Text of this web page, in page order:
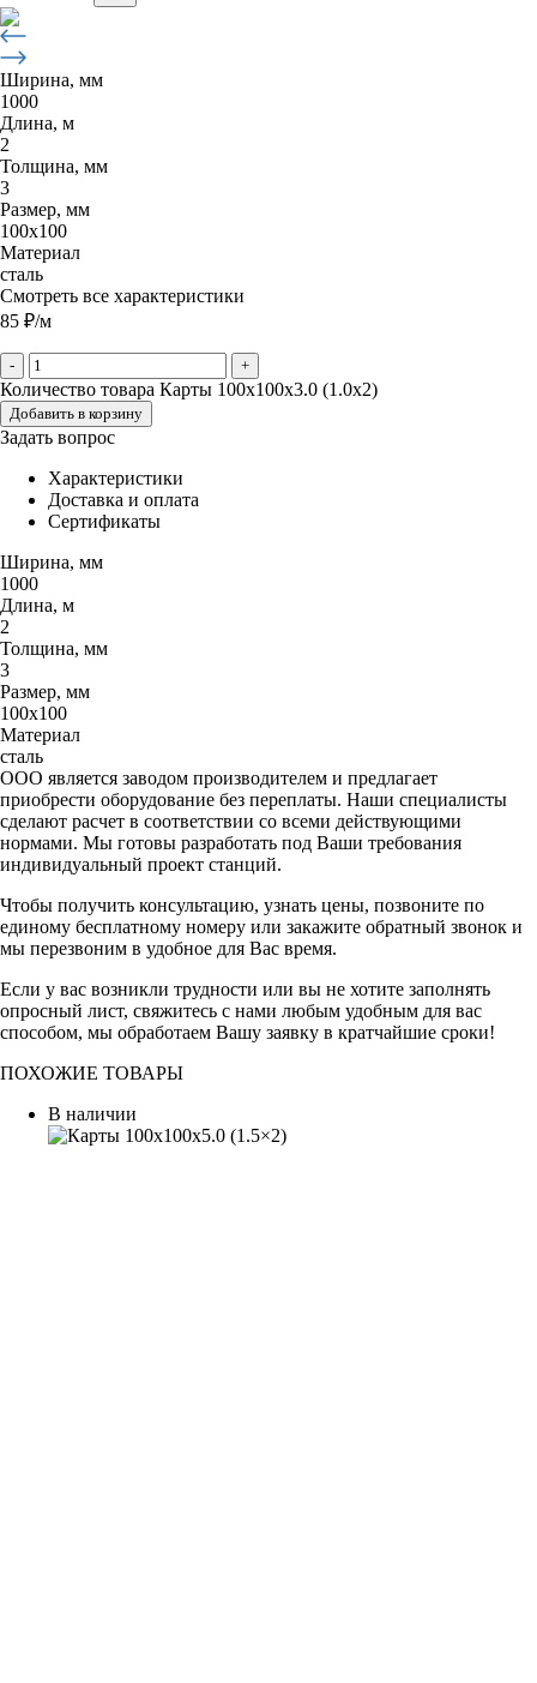
Ширина, мм
1000
Длина, м
2
Толщина, мм
3
Размер, мм
100х100
Материал
сталь
Смотреть все характеристики
85 ₽/м
- +
Количество товара Карты 100x100x3.0 (1.0x2)
Добавить в корзину
Задать вопрос
Характеристики
Доставка и оплата
Сертификаты
Ширина, мм
1000
Длина, м
2
Толщина, мм
3
Размер, мм
100х100
Материал
сталь
ООО является заводом производителем и предлагает
приобрести оборудование без переплаты. Наши специалисты
сделают расчет в соответствии со всеми действующими
нормами. Мы готовы разработать под Ваши требования
индивидуальный проект станций.
Чтобы получить консультацию, узнать цены, позвоните по
единому бесплатному номеру или закажите обратный звонок и
мы перезвоним в удобное для Вас время.
Если у вас возникли трудности или вы не хотите заполнять
опросный лист, свяжитесь с нами любым удобным для вас
способом, мы обработаем Вашу заявку в кратчайшие сроки!
ПОХОЖИЕ ТОВАРЫ
В наличии